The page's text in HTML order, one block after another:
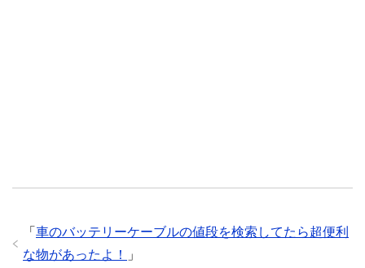
「 車のバッテリーケーブルの値段を検索してたら超便利
な物があったよ！
」